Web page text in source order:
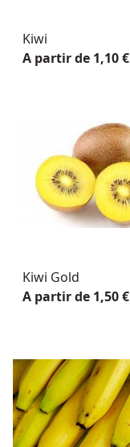
Kiwi
A partir de 1,10 €
Kiwi Gold
A partir de 1,50 €